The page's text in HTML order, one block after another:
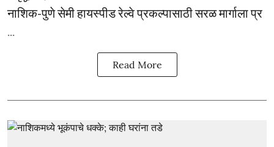
नाशिक-पुणे सेमी हायस्पीड रेल्वे प्रकल्पासाठी सरळ मार्गाला प्र
Read More